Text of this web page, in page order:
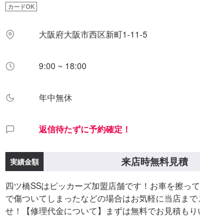
カードOK
大阪府大阪市西区新町1-11-5
9:00 ~ 18:00
年中無休
返信待たずに予約確定！
実績金額 来店時無料見積
四ツ橋SSはピッカーズ加盟店舗です！お車を擦っ
で傷ついてしまったなどの場合はお気軽に当店まで
せ！【修理代金について】まずは無料でお見積も